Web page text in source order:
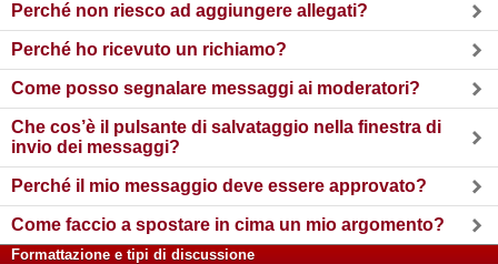
Perché non riesco ad aggiungere allegati?
Perché ho ricevuto un richiamo?
Come posso segnalare messaggi ai moderatori?
Che cos’è il pulsante di salvataggio nella finestra di
invio dei messaggi?
Perché il mio messaggio deve essere approvato?
Come faccio a spostare in cima un mio argomento?
Formattazione e tipi di discussione